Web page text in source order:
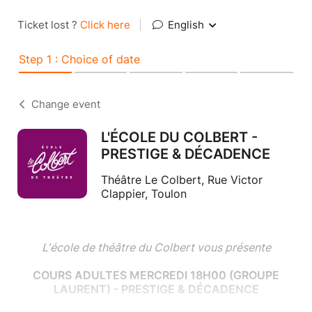
Ticket lost ? Click here English
Step 1 : Choice of date
Change event
L'ÉCOLE DU COLBERT -
PRESTIGE & DÉCADENCE
Théâtre Le Colbert, Rue Victor
Clappier, Toulon
L'école de théâtre du Colbert vous présente
COURS ADULTES MERCREDI 18H00 (GROUPE
LAURENT) - PRESTIGE & DÉCADENCE